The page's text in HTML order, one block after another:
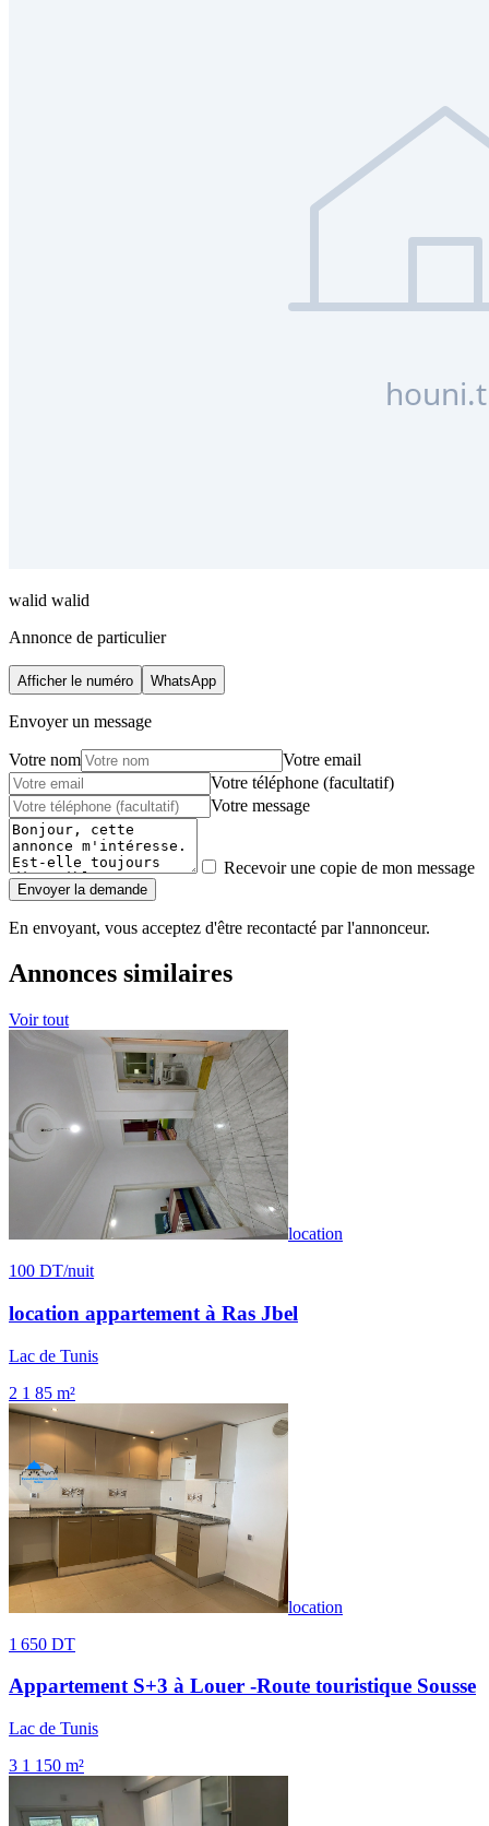
walid walid
Annonce de particulier
Afficher le numéro WhatsApp
Envoyer un message
Votre nom
Votre email
Votre téléphone (facultatif)
Votre message
Recevoir une copie de mon message
Envoyer la demande
En envoyant, vous acceptez d'être recontacté par l'annonceur.
Annonces similaires
Voir tout
location
100 DT/nuit
location appartement à Ras Jbel
Lac de Tunis
2 1 85 m²
location
1 650 DT
Appartement S+3 à Louer -Route touristique Sousse
Lac de Tunis
3 1 150 m²